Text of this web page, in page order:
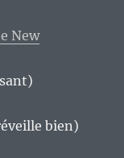
New
bien)